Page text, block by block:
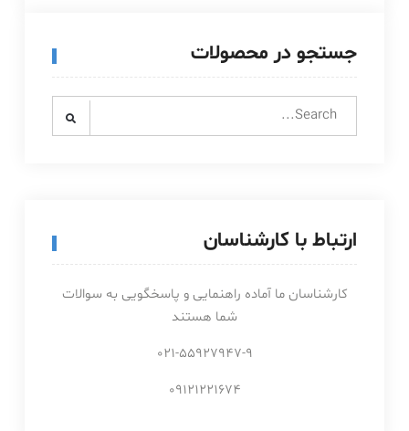
جستجو در محصولات
Search
ارتباط با کارشناسان
کارشناسان ما آماده راهنمایی و پاسخگویی به سوالات
شما هستند
021-55927947-9
09121221674